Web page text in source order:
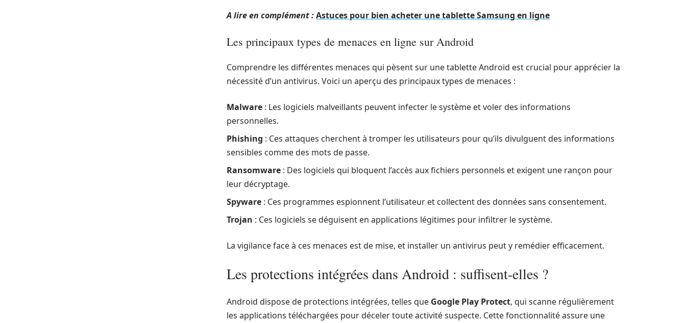
A lire en complément :Astuces pour bien acheter une tablette Samsung en ligne
Les principaux types de menaces en ligne sur Android
Comprendre les différentes menaces qui pèsent sur une tablette Android est crucial pour apprécier la
nécessité d’un antivirus. Voici un aperçu des principaux types de menaces :
Malware : Les logiciels malveillants peuvent infecter le système et voler des informations
personnelles.
Phishing : Ces attaques cherchent à tromper les utilisateurs pour qu’ils divulguent des informations
sensibles comme des mots de passe.
Ransomware : Des logiciels qui bloquent l’accès aux fichiers personnels et exigent une rançon pour
leur décryptage.
Spyware : Ces programmes espionnent l’utilisateur et collectent des données sans consentement.
Trojan : Ces logiciels se déguisent en applications légitimes pour infiltrer le système.
La vigilance face à ces menaces est de mise, et installer un antivirus peut y remédier efficacement.
Les protections intégrées dans Android : suffisent-elles ?
Android dispose de protections intégrées, telles que Google Play Protect, qui scanne régulièrement
les applications téléchargées pour déceler toute activité suspecte. Cette fonctionnalité assure une